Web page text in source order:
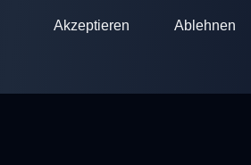
Akzeptieren Ablehnen